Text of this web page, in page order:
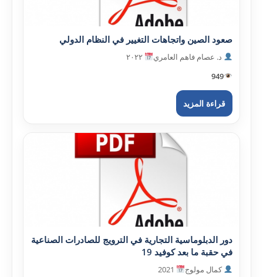
صعود الصين واتجاهات التغيير في النظام الدولي
د. عصام فاهم العامري
949
قراءة المزيد
دور الدبلوماسية التجارية في الترويج للصادرات الصناعية
في حقبة ما بعد كوفيد 19
كمال مولوج